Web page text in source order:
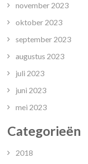
november 2023
oktober 2023
september 2023
augustus 2023
juli 2023
juni 2023
mei 2023
Categorieën
2018